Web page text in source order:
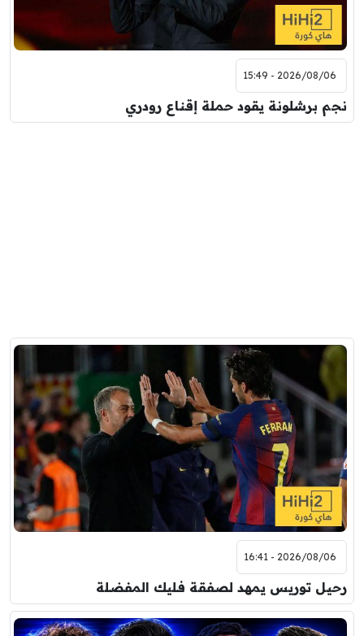
2026/08/06 - 15:49
نجم برشلونة يقود حملة إقناع رودري
2026/08/06 - 16:41
رحيل توريس يمهد لصفقة فليك المفضلة